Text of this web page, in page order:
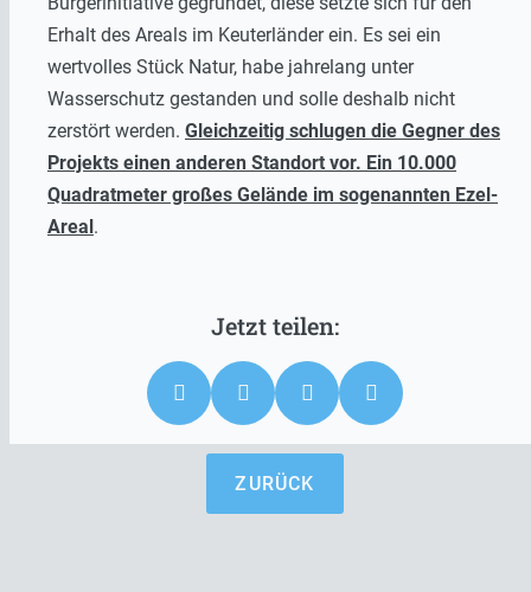
Erhalt des Areals im Keuterländer ein. Es sei ein
wertvolles Stück Natur, habe jahrelang unter
Wasserschutz gestanden und solle deshalb nicht
zerstört werden. Gleichzeitig schlugen die Gegner des
Projekts einen anderen Standort vor. Ein 10.000
Quadratmeter großes Gelände im sogenannten Ezel-
Areal.
ZURÜCK